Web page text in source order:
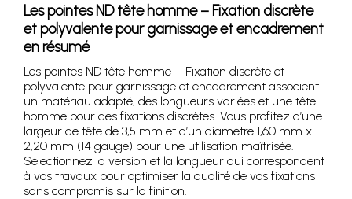
Les pointes ND tête homme – Fixation discrète
et polyvalente pour garnissage et encadrement
en résumé
Les pointes ND tête homme – Fixation discrète et
polyvalente pour garnissage et encadrement associent
un matériau adapté, des longueurs variées et une tête
homme pour des fixations discrètes. Vous profitez d’une
largeur de tête de 3,5 mm et d’un diamètre 1,60 mm x
2,20 mm (14 gauge) pour une utilisation maîtrisée.
Sélectionnez la version et la longueur qui correspondent
à vos travaux pour optimiser la qualité de vos fixations
sans compromis sur la finition.